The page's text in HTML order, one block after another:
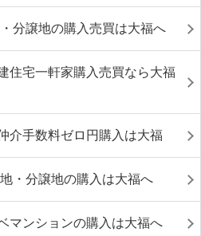
分譲地の購入売買は大福へ
住宅一軒家購入売買なら大福
介手数料ゼロ円購入は大福
・分譲地の購入は大福へ
マンションの購入は大福へ